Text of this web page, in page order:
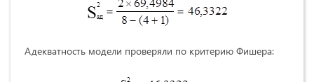
Адекватность модели проверяли по критерию Фишера: